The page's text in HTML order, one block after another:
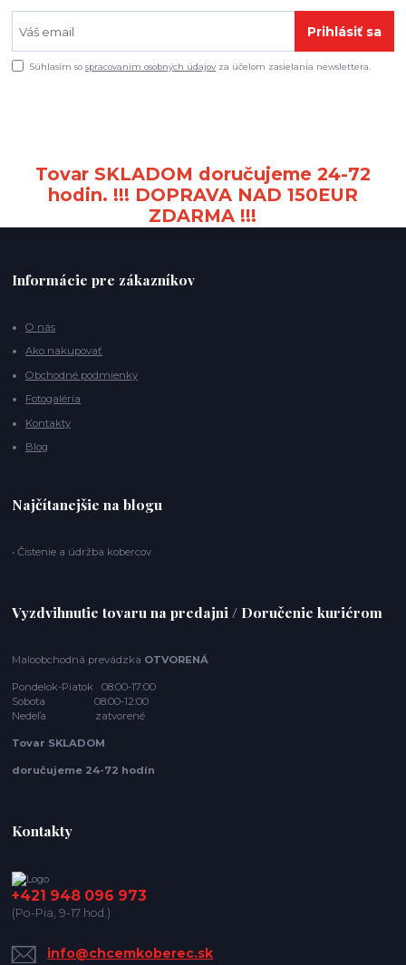
Prihlásiť sa
Súhlasím sospracovaním osobných údajov za účelom zasielania newslettera.
Tovar SKLADOM doručujeme 24-72
hodin. !!! DOPRAVA NAD 150EUR
ZDARMA !!!
Informácie pre zákazníkov
O nás
Ako nakupovať
Obchodné podmienky
Fotogaléria
Kontakty
Blog
Najčítanejšie na blogu
• Čistenie a údržba kobercov
Vyzdvihnutie tovaru na predajni / Doručenie kuriérom
Maloobchodná prevádzka OTVORENÁ
Pondelok-Piatok 08:00-17:00
Sobota 08:00-12:00
Nedeľa zatvorené
Tovar SKLADOM
doručujeme 24-72 hodín
Kontakty
+421 948 096 973
(Po-Pia, 9-17 hod.)
info@chcemkoberec.sk